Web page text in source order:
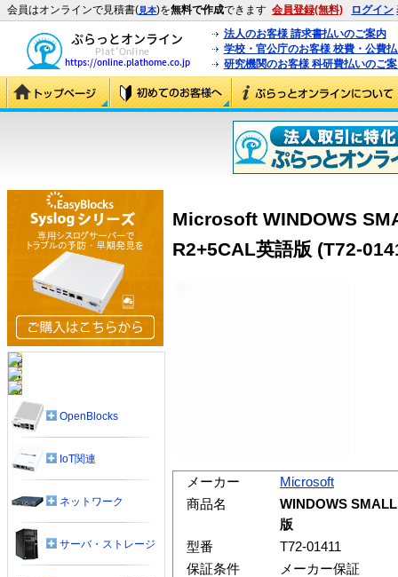
会員はオンラインで見積書(見本)を無料で作成できます 会員登録(無料) ログイン
法人のお客様 請求書払いのご案内
学校・官公庁のお客様 校費・公費
研究機関のお客様 科研費払いのご
Microsoft WINDOWS
R2+5CAL英語版 (T72-
メーカー
Microsoft
商品名
WINDOWS
版
型番
T72-01411
保証条件
メーカー保証
OpenBlocks
IoT関連
ネットワーク
サーバ・ストレージ